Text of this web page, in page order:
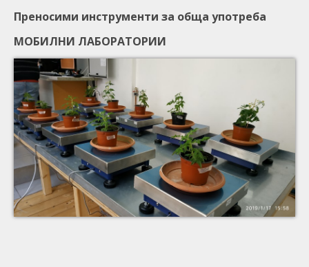
Преносими инструменти за обща употреба
МОБИЛНИ ЛАБОРАТОРИИ